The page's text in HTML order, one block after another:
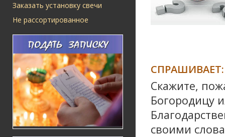
Заказать установку свечи
Не рассортированное
СПРАШИВАЕТ:
Скажите,
Богородицу
своими